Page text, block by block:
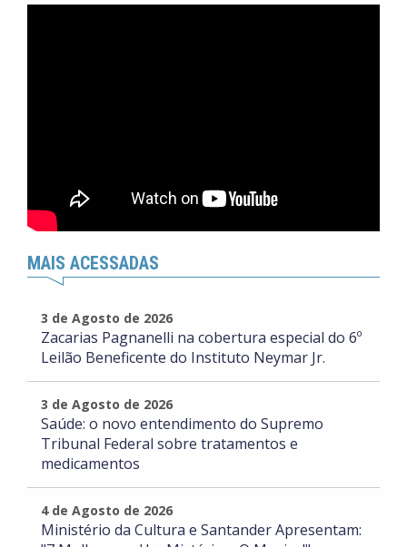
MAIS ACESSADAS
3 de Agosto de 2026
Zacarias Pagnanelli na cobertura especial do 6º
Leilão Beneficente do Instituto Neymar Jr.
3 de Agosto de 2026
Saúde: o novo entendimento do Supremo
Tribunal Federal sobre tratamentos e
medicamentos
4 de Agosto de 2026
Ministério da Cultura e Santander Apresentam: